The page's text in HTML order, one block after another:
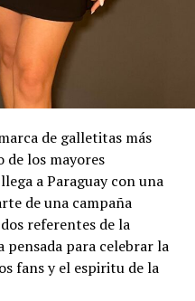
de galletitas más
de los mayores
a Paraguay con una
de una campaña
referentes de la
para celebrar la
fans y el espiritu de la